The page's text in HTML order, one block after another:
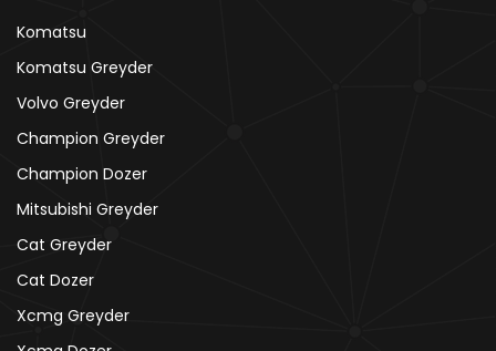
Komatsu
Komatsu Greyder
Volvo Greyder
Champion Greyder
Champion Dozer
Mitsubishi Greyder
Cat Greyder
Cat Dozer
Xcmg Greyder